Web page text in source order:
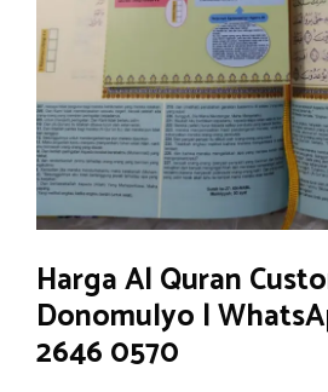
Harga Al Quran
Donomulyo |
2646 0570